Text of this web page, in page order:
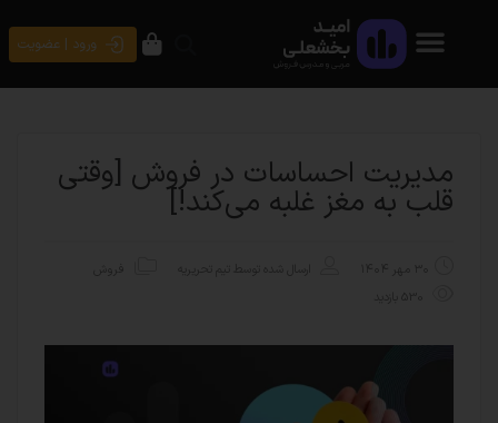
ورود | عضویت
مدیریت احساسات در فروش [وقتی
قلب به مغز غلبه می‌کند!]